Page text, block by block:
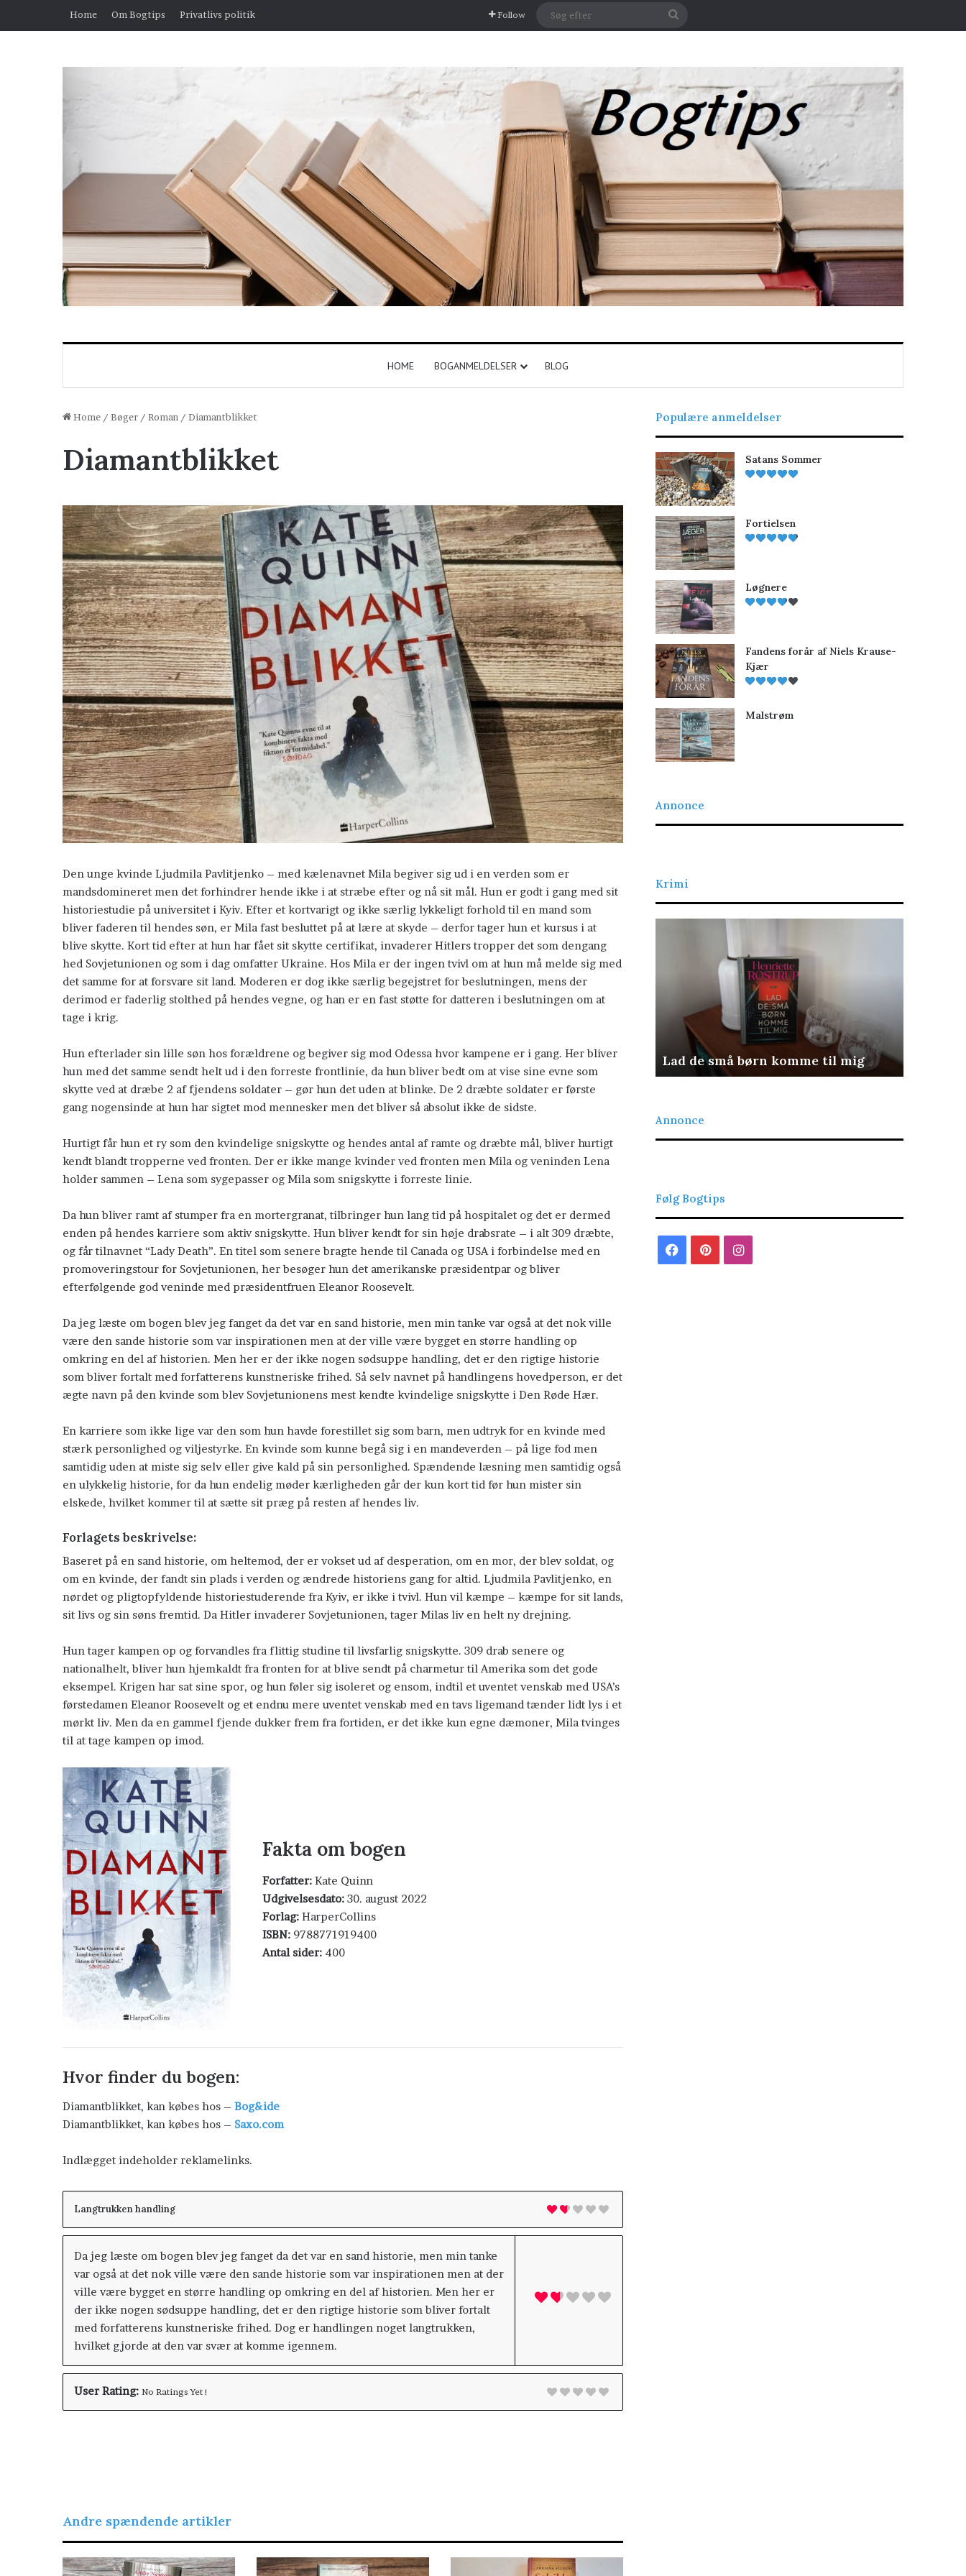
Home Om Bogtips Privatlivs politik Follow
HOME BOGANMELDELSER BLOG
Home / Bøger / Roman / Diamantblikket
Diamantblikket
Den unge kvinde Ljudmila Pavlitjenko – med kælenavnet Mila begiver sig ud i en verden som er
mandsdomineret men det forhindrer hende ikke i at stræbe efter og nå sit mål. Hun er godt i gang med sit
historiestudie på universitet i Kyiv. Efter et kortvarigt og ikke særlig lykkeligt forhold til en mand som
bliver faderen til hendes søn, er Mila fast besluttet på at lære at skyde – derfor tager hun et kursus i at
blive skytte. Kort tid efter at hun har fået sit skytte certifikat, invaderer Hitlers tropper det som dengang
hed Sovjetunionen og som i dag omfatter Ukraine. Hos Mila er der ingen tvivl om at hun må melde sig med
det samme for at forsvare sit land. Moderen er dog ikke særlig begejstret for beslutningen, mens der
derimod er faderlig stolthed på hendes vegne, og han er en fast støtte for datteren i beslutningen om at
tage i krig.
Hun efterlader sin lille søn hos forældrene og begiver sig mod Odessa hvor kampene er i gang. Her bliver
hun med det samme sendt helt ud i den forreste frontlinie, da hun bliver bedt om at vise sine evne som
skytte ved at dræbe 2 af fjendens soldater – gør hun det uden at blinke. De 2 dræbte soldater er første
gang nogensinde at hun har sigtet mod mennesker men det bliver så absolut ikke de sidste.
Hurtigt får hun et ry som den kvindelige snigskytte og hendes antal af ramte og dræbte mål, bliver hurtigt
kendt blandt tropperne ved fronten. Der er ikke mange kvinder ved fronten men Mila og veninden Lena
holder sammen – Lena som sygepasser og Mila som snigskytte i forreste linie.
Da hun bliver ramt af stumper fra en mortergranat, tilbringer hun lang tid på hospitalet og det er dermed
enden på hendes karriere som aktiv snigskytte. Hun bliver kendt for sin høje drabsrate – i alt 309 dræbte,
og får tilnavnet “Lady Death”. En titel som senere bragte hende til Canada og USA i forbindelse med en
promoveringstour for Sovjetunionen, her besøger hun det amerikanske præsidentpar og bliver
efterfølgende god veninde med præsidentfruen Eleanor Roosevelt.
Da jeg læste om bogen blev jeg fanget da det var en sand historie, men min tanke var også at det nok ville
være den sande historie som var inspirationen men at der ville være bygget en større handling op
omkring en del af historien. Men her er der ikke nogen sødsuppe handling, det er den rigtige historie
som bliver fortalt med forfatterens kunstneriske frihed. Så selv navnet på handlingens hovedperson, er det
ægte navn på den kvinde som blev Sovjetunionens mest kendte kvindelige snigskytte i Den Røde Hær.
En karriere som ikke lige var den som hun havde forestillet sig som barn, men udtryk for en kvinde med
stærk personlighed og viljestyrke. En kvinde som kunne begå sig i en mandeverden – på lige fod men
samtidig uden at miste sig selv eller give kald på sin personlighed. Spændende læsning men samtidig også
en ulykkelig historie, for da hun endelig møder kærligheden går der kun kort tid før hun mister sin
elskede, hvilket kommer til at sætte sit præg på resten af hendes liv.
Forlagets beskrivelse:
Baseret på en sand historie, om heltemod, der er vokset ud af desperation, om en mor, der blev soldat, og
om en kvinde, der fandt sin plads i verden og ændrede historiens gang for altid. Ljudmila Pavlitjenko, en
nørdet og pligtopfyldende historiestuderende fra Kyiv, er ikke i tvivl. Hun vil kæmpe – kæmpe for sit lands,
sit livs og sin søns fremtid. Da Hitler invaderer Sovjetunionen, tager Milas liv en helt ny drejning.
Hun tager kampen op og forvandles fra flittig studine til livsfarlig snigskytte. 309 drab senere og
nationalhelt, bliver hun hjemkaldt fra fronten for at blive sendt på charmetur til Amerika som det gode
eksempel. Krigen har sat sine spor, og hun føler sig isoleret og ensom, indtil et uventet venskab med USA’s
førstedamen Eleanor Roosevelt og et endnu mere uventet venskab med en tavs ligemand tænder lidt lys i et
mørkt liv. Men da en gammel fjende dukker frem fra fortiden, er det ikke kun egne dæmoner, Mila tvinges
til at tage kampen op imod.
Fakta om bogen
Forfatter:Kate Quinn
Udgivelsesdato:30. august 2022
Forlag:HarperCollins
ISBN: 9788771919400
Antal sider:400
Hvor finder du bogen:
Diamantblikket, kan købes hos – Bog&ide
Diamantblikket, kan købes hos – Saxo.com
Indlægget indeholder reklamelinks.
Langtrukken handling
Da jeg læste om bogen blev jeg fanget da det var en sand historie, men min tanke
var også at det nok ville være den sande historie som var inspirationen men at der
ville være bygget en større handling op omkring en del af historien. Men her er
der ikke nogen sødsuppe handling, det er den rigtige historie som bliver fortalt
med forfatterens kunstneriske frihed. Dog er handlingen noget langtrukken,
hvilket gjorde at den var svær at komme igennem.
User Rating: No Ratings Yet !
Andre spændende artikler
Populære anmeldelser
Satans Sommer
Fortielsen
Løgnere
Fandens forår af Niels Krause-
Kjær
Malstrøm
Annonce
Krimi
tilhører mig
Polarcirklen
Polarcirklen
Lad
børn
komme
til
Lad de små børn komme til mig
retfærdige
Det retfærdige blod
Annonce
Følg Bogtips
Facebook
PinterestInstagram